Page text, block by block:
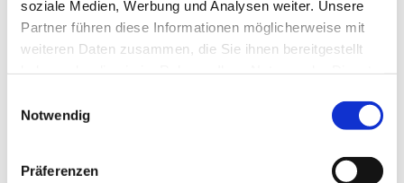
soziale Medien, Werbung und Analysen weiter. Unsere
Partner führen diese Informationen möglicherweise mit
weiteren Daten zusammen, die Sie ihnen bereitgestellt
Notwendig
Präferenzen
Dies könnte Sie auch interessieren